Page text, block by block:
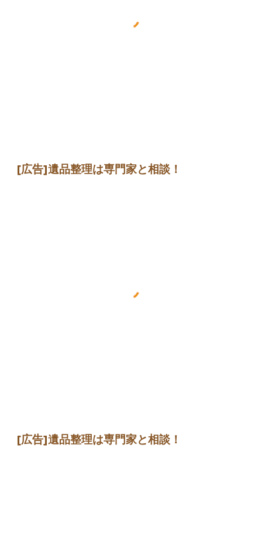
[広告]遺品整理は専門家と相談 ！
[広告]遺品整理は専門家と相談！